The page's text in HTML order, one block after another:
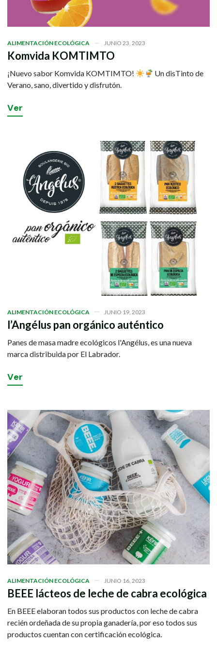
ALIMENTACIÓN ECOLÓGICA JUNIO 23, 2023
Komvida KOMTIMTO
¡Nuevo sabor Komvida KOMTIMTO!
Un disTinto de
Verano, sano, divertido y disfrutón.
Ver
ALIMENTACIÓN ECOLÓGICA JUNIO 19, 2023
l’Angélus pan orgánico auténtico
Panes de masa madre ecológicos l'Angélus, es una nueva
marca distribuida por El Labrador.
Ver
ALIMENTACIÓN ECOLÓGICA JUNIO 16, 2023
BEEE lácteos de leche de cabra ecológica
En BEEE elaboran todos sus productos con leche de cabra
recién ordeñada de su propia ganadería, por eso todos sus
productos cuentan con certificación ecológica.